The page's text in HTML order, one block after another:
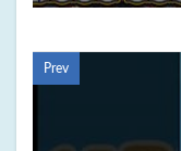
Prev